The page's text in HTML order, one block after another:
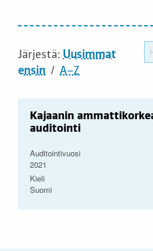
Järjestä: Uusimmat
ensin
A–Z
Kajaanin
auditointi
Auditointivuosi
2021
Kieli
Suomi